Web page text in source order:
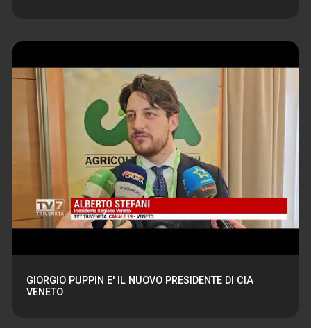
GIORGIO PUPPIN E' IL NUOVO PRESIDENTE DI CIA
VENETO